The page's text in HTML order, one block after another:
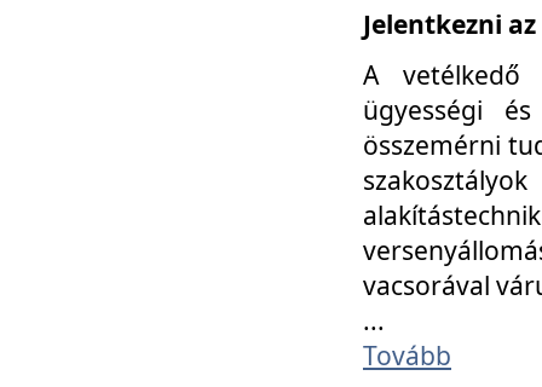
Jelentkezni az
A vetélkedő
ügyességi
összemérni
vacsorával
...
Tovább